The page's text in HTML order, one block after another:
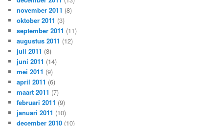
november 2011 (8)
oktober 2011 (3)
september 2011 (11)
augustus 2011 (12)
juli 2011 (8)
juni 2011 (14)
mei 2011 (9)
april 2011 (6)
maart 2011 (7)
februari 2011 (9)
januari 2011 (10)
december 2010 (10)